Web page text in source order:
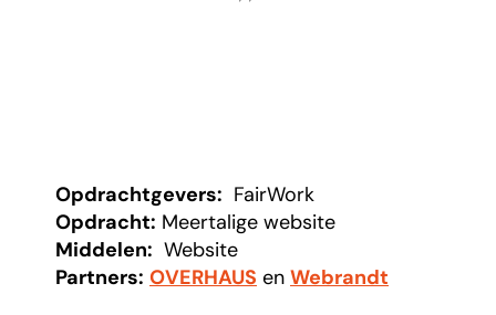
Opdrachtgevers: FairWork
Opdracht: Meertalige website
Middelen: Website
Partners: OVERHAUS en Webrandt